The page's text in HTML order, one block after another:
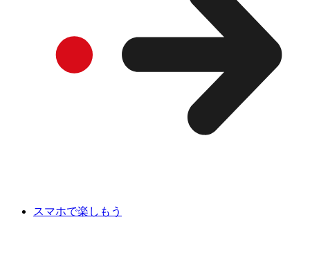
スマホで楽しもう